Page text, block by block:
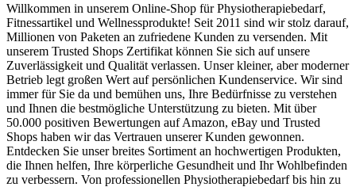
Willkommen in unserem Online-Shop für Physiotherapiebedarf,
Fitnessartikel und Wellnessprodukte! Seit 2011 sind wir stolz darauf,
Millionen von Paketen an zufriedene Kunden zu versenden. Mit
unserem Trusted Shops Zertifikat können Sie sich auf unsere
Zuverlässigkeit und Qualität verlassen. Unser kleiner, aber moderner
Betrieb legt großen Wert auf persönlichen Kundenservice. Wir sind
immer für Sie da und bemühen uns, Ihre Bedürfnisse zu verstehen
und Ihnen die bestmögliche Unterstützung zu bieten. Mit über
50.000 positiven Bewertungen auf Amazon, eBay und Trusted
Shops haben wir das Vertrauen unserer Kunden gewonnen.
Entdecken Sie unser breites Sortiment an hochwertigen Produkten,
die Ihnen helfen, Ihre körperliche Gesundheit und Ihr Wohlbefinden
zu verbessern. Von professionellen Physiotherapiebedarf bis hin zu